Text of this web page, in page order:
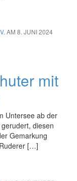
AM 8. JUNI 2024
mit
Untersee ab der
diesen
Gemarkung
[…]